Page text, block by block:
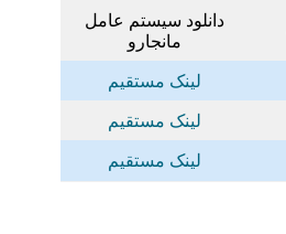
دانلود سیستم‌ عامل
مانجارو
لینک مستقیم
لینک مستقیم
لینک مستقیم